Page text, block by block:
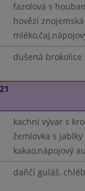
fazolová s
hovězí
dušená brokolice
kachní vývar s
žemlovka s
kakao,nápojový
daňčí guláš, chléb